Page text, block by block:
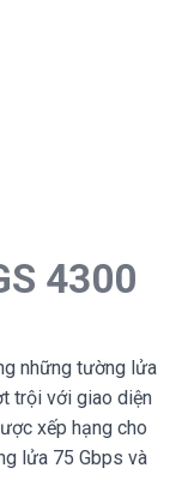
4300
những tường lửa
trội với giao diện
xếp hạng cho
lửa 75 Gbps và